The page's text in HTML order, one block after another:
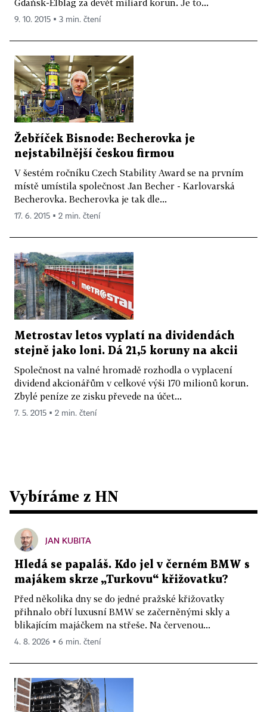
Gdaňsk-Elblag za devět miliard korun. Je to...
9. 10. 2015 ▪ 3 min. čtení
Žebříček Bisnode: Becherovka je
nejstabilnější českou firmou
V šestém ročníku Czech Stability Award se na prvním
místě umístila společnost Jan Becher - Karlovarská
Becherovka. Becherovka je tak dle...
17. 6. 2015 ▪ 2 min. čtení
Metrostav letos vyplatí na dividendách
stejně jako loni. Dá 21,5 koruny na akcii
Společnost na valné hromadě rozhodla o vyplacení
dividend akcionářům v celkové výši 170 milionů korun.
Zbylé peníze ze zisku převede na účet...
7. 5. 2015 ▪ 2 min. čtení
Vybíráme z HN
JAN KUBITA
Hledá se papaláš. Kdo jel v černém BMW s
majákem skrze „Turkovu“ křižovatku?
Před několika dny se do jedné pražské křižovatky
přihnalo obří luxusní BMW se začerněnými skly a
blikajícím majáčkem na střeše. Na červenou...
4. 8. 2026 ▪ 6 min. čtení